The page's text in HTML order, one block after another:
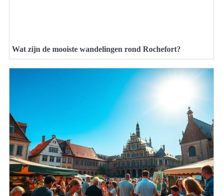
Wat zijn de mooiste wandelingen rond Rochefort?